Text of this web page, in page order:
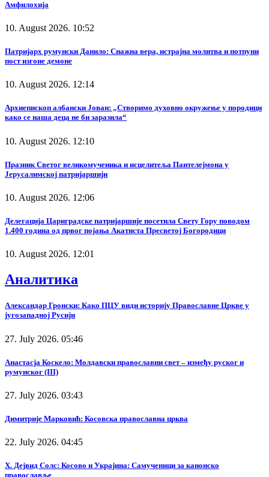
Амфилохија
10. August 2026. 10:52
Патријарх румунски Данило: Снажна вера, истрајна молитва и потпуни
пост изгоне демоне
10. August 2026. 12:14
Архиепископ албански Јован: „Створимо духовно окружење у породици
како се наша деца не би заразила“
10. August 2026. 12:10
Празник Светог великомученика и исцелитеља Пантелејмона у
Јерусалимској патријаршији
10. August 2026. 12:06
Делегација Цариградске патријаршије посетила Свету Гору поводом
1.400 година од првог појања Акатиста Пресветој Богородици
10. August 2026. 12:01
Аналитика
Александар Гронски: Како ПЦУ види историју Православне Цркве у
југозападној Русији
27. July 2026. 05:46
Анастасја Коскело: Молдавски православни свет – између руског и
румунског (III)
27. July 2026. 03:43
Димитрије Марковић: Косовска православна црква
22. July 2026. 04:45
Х. Дејвид Солс: Косово и Украјина: Самученици за канонско
православље